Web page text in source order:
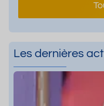
Les dernières